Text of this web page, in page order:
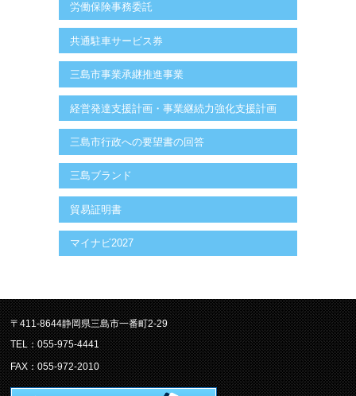
労働保険事務委託
共通駐車サービス券
三島市事業承継推進事業
経営発達支援計画・事業継続力強化支援計画
三島市行政への要望書の回答
三島ブランド
貿易証明書
マイナビ2027
〒411-8644静岡県三島市一番町2-29
TEL：055-975-4441
FAX：055-972-2010